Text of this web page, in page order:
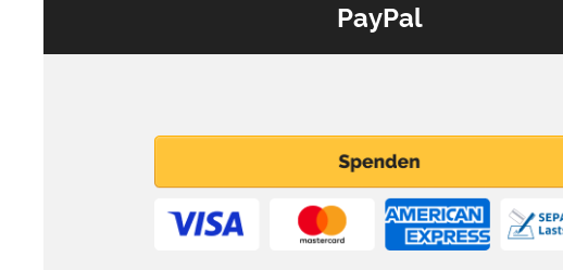
PayPal